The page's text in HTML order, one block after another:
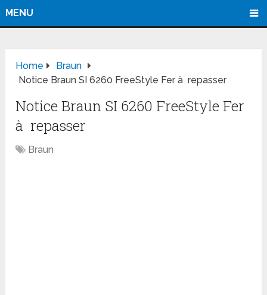
MENU
Home
Braun
Notice Braun SI 6260 FreeStyle Fer à repasser
Notice Braun SI 6260 FreeStyle Fer
à repasser
Braun